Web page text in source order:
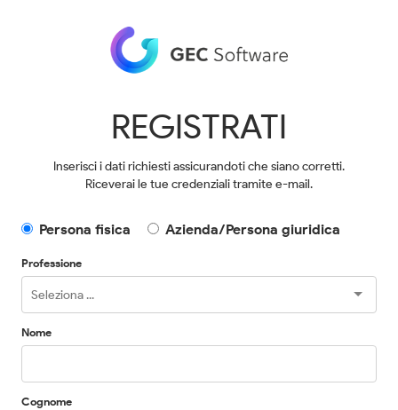
REGISTRATI
Inserisci i dati richiesti assicurandoti che siano corretti.
Riceverai le tue credenziali tramite e-mail.
Persona fisica Azienda/Persona giuridica
Professione
Nome
Cognome